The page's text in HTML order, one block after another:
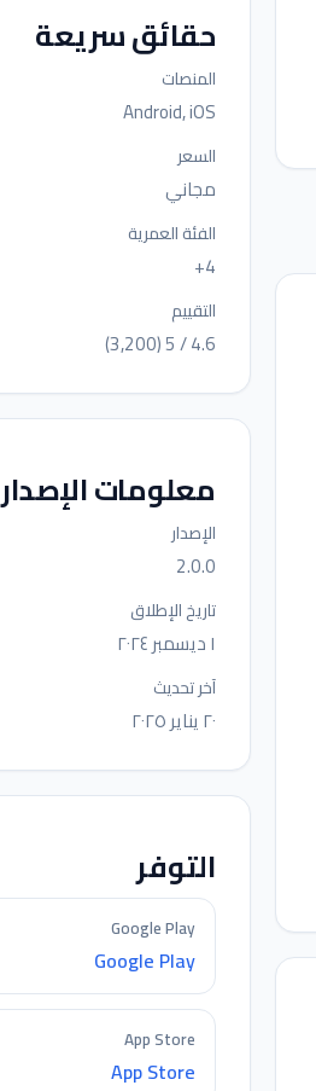
حقائق سريعة
المنصات
Android, iOS
السعر
مجاني
الفئة العمرية
4+
التقييم
4.6 / 5 (3,200)
معلومات الإصدار
الإصدار
2.0.0
تاريخ الإطلاق
١ ديسمبر ٢٠٢٤
آخر تحديث
٢٠ يناير ٢٠٢٥
التوفر
Google Play
Google Play
App Store
App Store